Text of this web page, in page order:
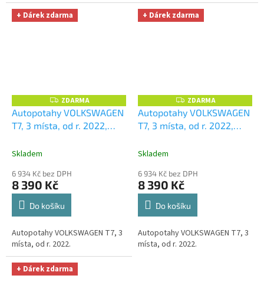
+ Dárek zdarma
Z
D
A
M
ZDARMA
Autopotahy VOLKSWAGEN
T7, 3 místa, od r. 2022,
červené
Microfiber zdarma v
hodnotě 329,-Kč
Skladem
6 934 Kč bez DPH
8 390 Kč
Do košíku
Autopotahy VOLKSWAGEN T7, 3
místa, od r. 2022.
+ Dárek zdarma
Z
D
A
M
ZDARMA
Autopotahy VOLKSWAGEN
T7, 3 místa, od r. 2022,
modré
Microfiber zdarma v
hodnotě 329,-Kč
Skladem
6 934 Kč bez DPH
8 390 Kč
Do košíku
Autopotahy VOLKSWAGEN T7, 3
místa, od r. 2022.
+ Dárek zdarma